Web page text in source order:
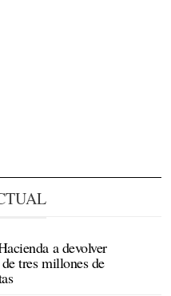
a devolver
tres millones de